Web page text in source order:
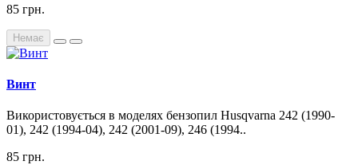
85 грн.
Немає
Винт
Використовується в моделях бензопил Husqvarna 242 (1990-
01), 242 (1994-04), 242 (2001-09), 246 (1994..
85 грн.